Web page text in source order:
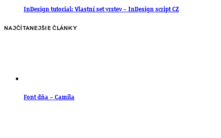
InDesign tutorial: Vlastní set vrstev – InDesign script CZ
NAJČÍTANEJŠIE ČLÁNKY
Font dňa – Camila